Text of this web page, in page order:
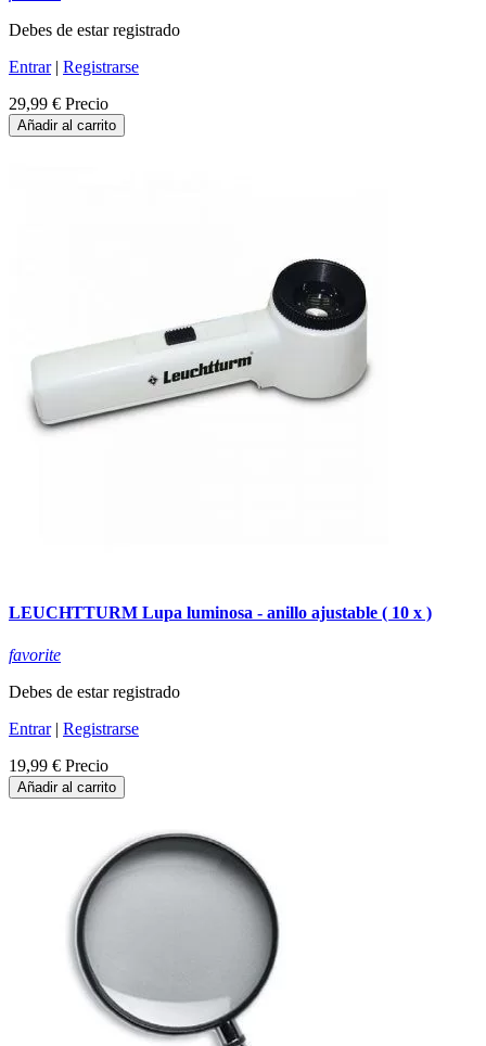
Debes de estar registrado
Entrar| Registrarse
29,99 € Precio
Añadir al carrito
LEUCHTTURM Lupa luminosa - anillo ajustable ( 10 x )
favorite
Debes de estar registrado
Entrar| Registrarse
19,99 € Precio
Añadir al carrito